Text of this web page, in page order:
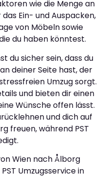
wie die Menge an
Ein- und Auspacken,
von Möbeln sowie
du haben könntest.
du sicher sein, dass du
deiner Seite hast, der
Umzug sorgt.
und bieten dir einen
Wünsche offen lässt.
und dich auf
freuen, während PST
Wien nach Ålborg
Umzugsservice in